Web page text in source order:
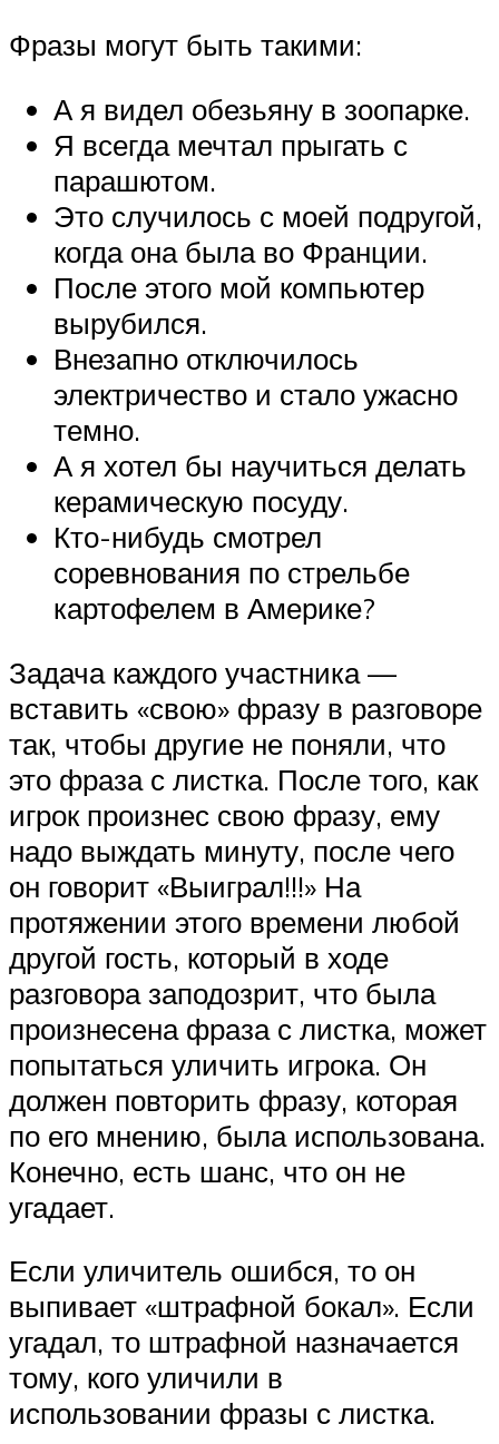
Фразы могут быть такими:
А я видел обезьяну в зоопарке.
Я всегда мечтал прыгать с
парашютом.
Это случилось с моей подругой,
когда она была во Франции.
После этого мой компьютер
вырубился.
Внезапно отключилось
электричество и стало ужасно
темно.
А я хотел бы научиться делать
керамическую посуду.
Кто-нибудь смотрел
соревнования по стрельбе
картофелем в Америке?
Задача каждого участника —
вставить «свою» фразу в разговоре
так, чтобы другие не поняли, что
это фраза с листка. После того, как
игрок произнес свою фразу, ему
надо выждать минуту, после чего
он говорит «Выиграл!!!» На
протяжении этого времени любой
другой гость, который в ходе
разговора заподозрит, что была
произнесена фраза с листка, может
попытаться уличить игрока. Он
должен повторить фразу, которая
по его мнению, была использована.
Конечно, есть шанс, что он не
угадает.
Если уличитель ошибся, то он
выпивает «штрафной бокал». Если
угадал, то штрафной назначается
тому, кого уличили в
использовании фразы с листка.